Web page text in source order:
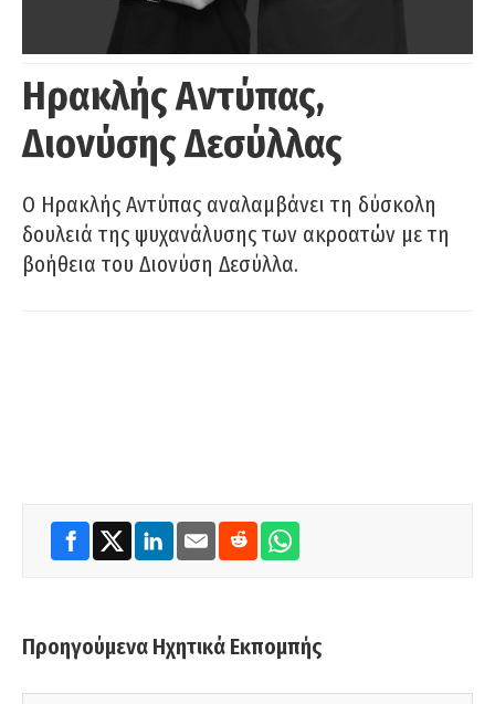
Ηρακλής Αντύπας,
Διονύσης Δεσύλλας
Ο Ηρακλής Αντύπας αναλαμβάνει τη δύσκολη
δουλειά της ψυχανάλυσης των ακροατών με τη
βοήθεια του Διονύση Δεσύλλα.
Προηγούμενα Ηχητικά Εκπομπής